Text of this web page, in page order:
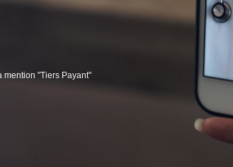
"Tiers Payant"